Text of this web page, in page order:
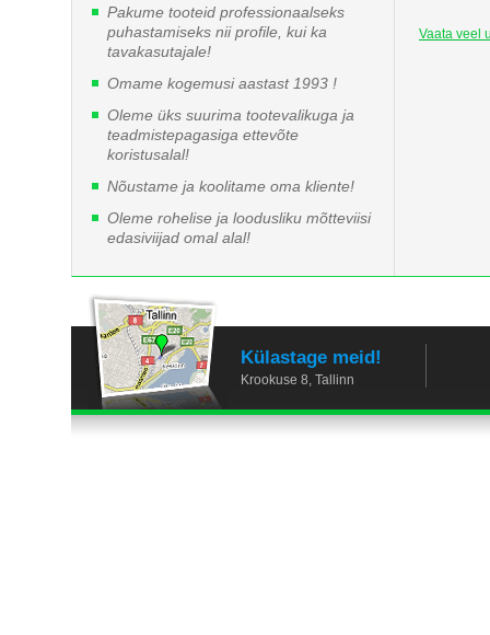
Vaata veel
Pakume tooteid professionaalseks
puhastamiseks nii profile, kui ka
tavakasutajale!
Omame kogemusi aastast 1993 !
Oleme üks suurima tootevalikuga ja
teadmistepagasiga ettevõte
koristusalal!
Nõustame ja koolitame oma kliente!
Oleme rohelise ja loodusliku mõtteviisi
edasiviijad omal alal!
Külastage meid!
Krookuse 8, Tallinn